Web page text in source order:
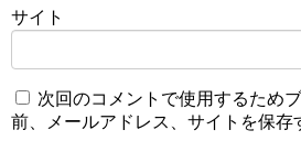
サイト
次回のコメントで使用するため
前、メールアドレス、サイトを保存